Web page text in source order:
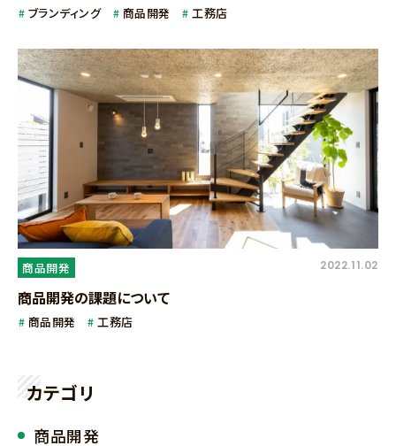
ブランディング 商品開発 工務店
商品開発 2022.11.02
商品開発の課題について
商品開発 工務店
カテゴリ
商品開発